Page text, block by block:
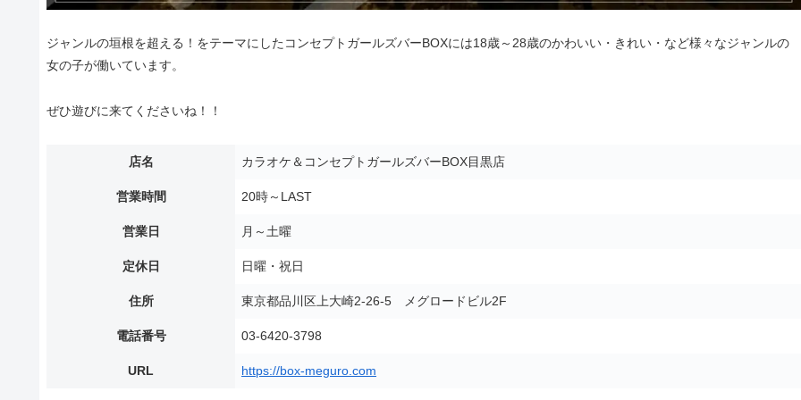
ジャンルの垣根を超える！をテーマにしたコンセプトガールズバーBOXには18歳～28歳のかわいい・きれい・など様々なジャンルの
女の子が働いています。
ぜひ遊びに来てくださいね！！
店名 カラオケ＆コンセプトガールズバーBOX目黒店
営業時間 20時～LAST
営業日 月～土曜
定休日 日曜・祝日
住所 東京都品川区上大崎2-26-5 メグロードビル2F
電話番号 03-6420-3798
URL https://box-meguro.com